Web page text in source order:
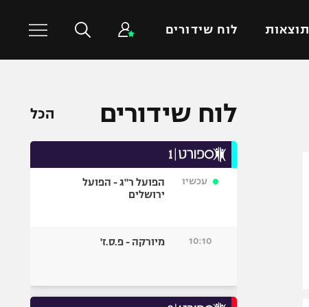
תוצאות לוח שידורים
כדורסל עולמי
כדורעף
שחייה
היאבקות WWE
לוח שידורים הכל
עכשיו
הפועל ר"ג - הפועל
ירושלים
10:10 מיורקה - פ.ס.ז'